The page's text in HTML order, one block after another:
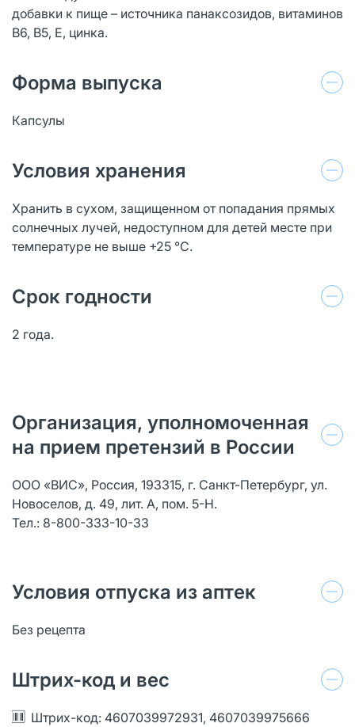
добавки к пище – источника панаксозидов, витаминов
В6, В5, Е, цинка.
Форма выпуска
Капсулы
Условия хранения
Хранить в сухом, защищенном от попадания прямых
солнечных лучей, недоступном для детей месте при
температуре не выше +25 °С.
Срок годности
2 года.
Организация, уполномоченная
на прием претензий в России
ООО «ВИС», Россия, 193315, г. Санкт-Петербург, ул.
Новоселов, д. 49, лит. А, пом. 5-Н.
Тел.: 8-800-333-10-33
Условия отпуска из аптек
Без рецепта
Штрих-код и вес
Штрих-код: 4607039972931, 4607039975666